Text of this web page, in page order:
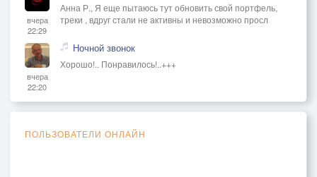
вчера
22:29
Анна Р., Я еще пытаюсь тут обновить свой портфель,
треки , вдруг стали не активны и невозможно просл
вчера
22:20
Ночной звонок
Хорошо!.. Понравилось!..+++
ПОЛЬЗОВАТЕЛИ ОНЛАЙН